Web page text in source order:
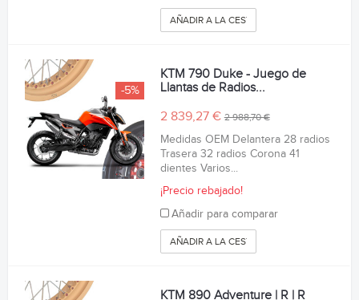
AÑADIR A LA CESTA
-5%
KTM 790 Duke - Juego de
Llantas de Radios...
2 839,27 €2 988,70 €
Medidas OEM Delantera 28 radios
Trasera 32 radios Corona 41
dientes Varios...
¡Precio rebajado!
Añadir para comparar
AÑADIR A LA CESTA
KTM 890 Adventure | R | R